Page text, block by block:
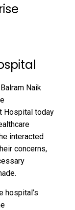
Naik
Hospital today
interacted
concerns,
hospital’s